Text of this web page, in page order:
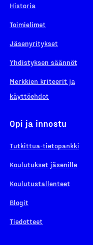
Historia
Toimielimet
Jäsenyritykset
Yhdistyksen säännöt
Merkkien kriteerit ja
käyttöehdot
Opi ja innostu
Tutkittua-tietopankki
Koulutukset jäsenille
Koulutustallenteet
Blogit
Tiedotteet